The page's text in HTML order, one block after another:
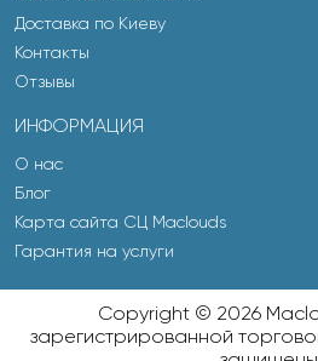
Доставка по Киеву
Контакты
Отзывы
ИНФОРМАЦИЯ
О нас
Блог
Карта сайта СЦ Maclouds
Гарантия на услуги
Copyright © 2026
зарегистрированной